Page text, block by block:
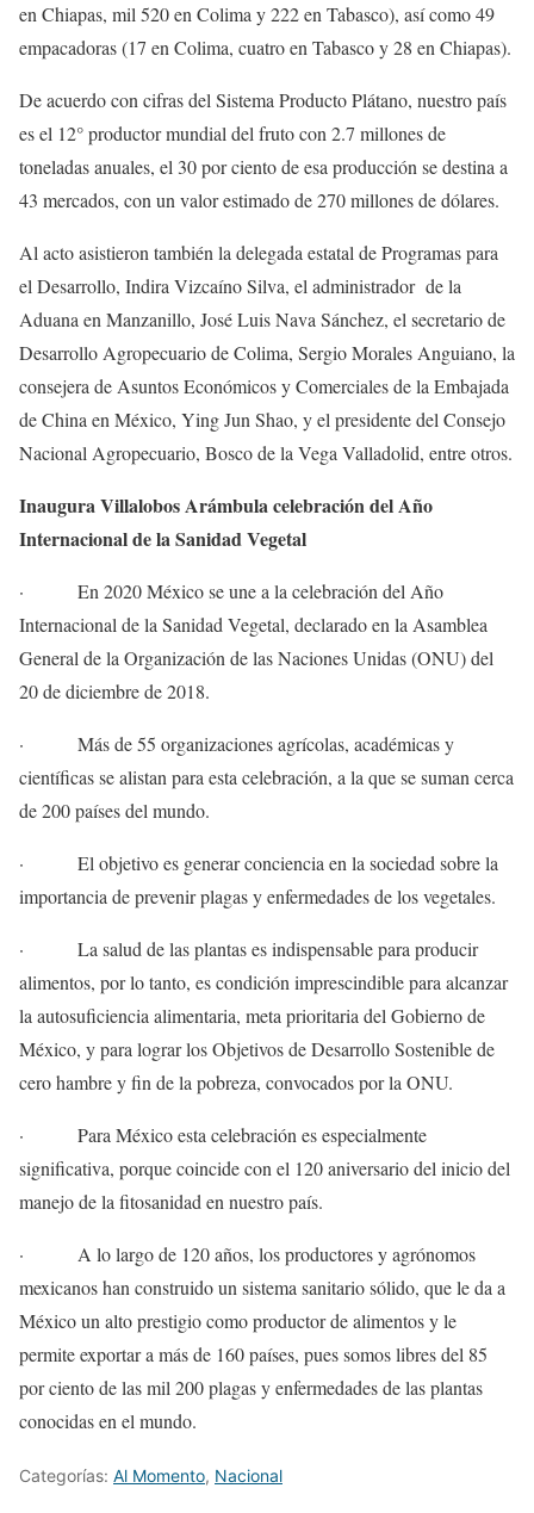
en Chiapas, mil 520 en Colima y 222 en Tabasco), así como 49
empacadoras (17 en Colima, cuatro en Tabasco y 28 en Chiapas).
De acuerdo con cifras del Sistema Producto Plátano, nuestro país
es el 12° productor mundial del fruto con 2.7 millones de
toneladas anuales, el 30 por ciento de esa producción se destina a
43 mercados, con un valor estimado de 270 millones de dólares.
Al acto asistieron también la delegada estatal de Programas para
el Desarrollo, Indira Vizcaíno Silva, el administrador de la
Aduana en Manzanillo, José Luis Nava Sánchez, el secretario de
Desarrollo Agropecuario de Colima, Sergio Morales Anguiano, la
consejera de Asuntos Económicos y Comerciales de la Embajada
de China en México, Ying Jun Shao, y el presidente del Consejo
Nacional Agropecuario, Bosco de la Vega Valladolid, entre otros.
Inaugura Villalobos Arámbula celebración del Año
Internacional de la Sanidad Vegetal
· En 2020 México se une a la celebración del Año
Internacional de la Sanidad Vegetal, declarado en la Asamblea
General de la Organización de las Naciones Unidas (ONU) del
20 de diciembre de 2018.
· Más de 55 organizaciones agrícolas, académicas y
científicas se alistan para esta celebración, a la que se suman cerca
de 200 países del mundo.
· El objetivo es generar conciencia en la sociedad sobre la
importancia de prevenir plagas y enfermedades de los vegetales.
· La salud de las plantas es indispensable para producir
alimentos, por lo tanto, es condición imprescindible para alcanzar
la autosuficiencia alimentaria, meta prioritaria del Gobierno de
México, y para lograr los Objetivos de Desarrollo Sostenible de
cero hambre y fin de la pobreza, convocados por la ONU.
· Para México esta celebración es especialmente
significativa, porque coincide con el 120 aniversario del inicio del
manejo de la fitosanidad en nuestro país.
· A lo largo de 120 años, los productores y agrónomos
mexicanos han construido un sistema sanitario sólido, que le da a
México un alto prestigio como productor de alimentos y le
permite exportar a más de 160 países, pues somos libres del 85
por ciento de las mil 200 plagas y enfermedades de las plantas
conocidas en el mundo.
Categorías: Al Momento, Nacional